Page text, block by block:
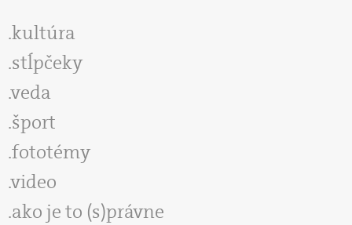
kultúra
stĺpčeky
veda
šport
fototémy
video
ako je to (s)právne